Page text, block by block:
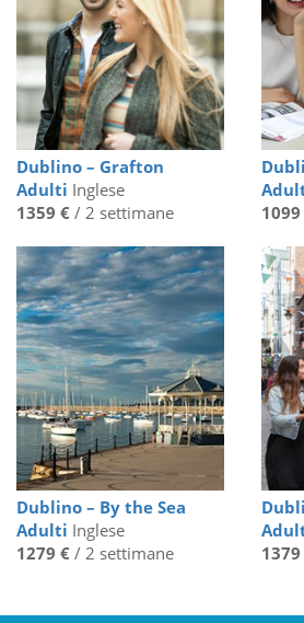
Dublino – Grafton
Adulti Inglese
1359 € / 2 settimane
1099
Dublino – By the Sea
Adulti Inglese
1279 € / 2 settimane
1379